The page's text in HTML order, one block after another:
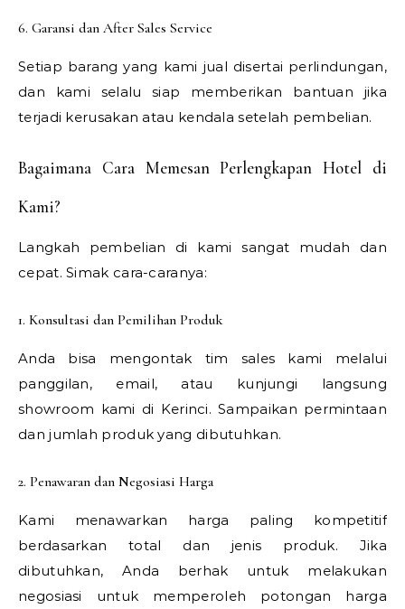
6. Garansi dan After Sales Service
Setiap barang yang kami jual disertai perlindungan,
dan kami selalu siap memberikan bantuan jika
terjadi kerusakan atau kendala setelah pembelian.
Bagaimana Cara Memesan Perlengkapan Hotel di
Kami?
Langkah pembelian di kami sangat mudah dan
cepat. Simak cara-caranya:
1. Konsultasi dan Pemilihan Produk
Anda bisa mengontak tim sales kami melalui
panggilan, email, atau kunjungi langsung
showroom kami di Kerinci. Sampaikan permintaan
dan jumlah produk yang dibutuhkan.
2. Penawaran dan Negosiasi Harga
Kami menawarkan harga paling kompetitif
berdasarkan total dan jenis produk. Jika
dibutuhkan, Anda berhak untuk melakukan
negosiasi untuk memperoleh potongan harga